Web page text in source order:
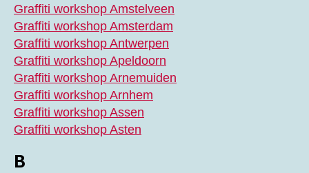
Graffiti workshop Amstelveen
Graffiti workshop Amsterdam
Graffiti workshop Antwerpen
Graffiti workshop Apeldoorn
Graffiti workshop Arnemuiden
Graffiti workshop Arnhem
Graffiti workshop Assen
Graffiti workshop Asten
B